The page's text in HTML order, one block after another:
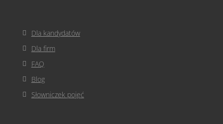
Dla kandydatów
Dla firm
FAQ
Blog
Słowniczek pojęć